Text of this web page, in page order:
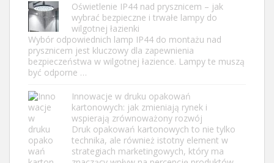
Oświetlenie IP44 nad prysznicem – jak
wybrać bezpieczne i trwałe lampy do
wilgotnej łazienki
Wybór odpowiednich lamp IP44 do montażu nad
prysznicem jest kluczowy dla zapewnienia
bezpieczeństwa w wilgotnej łazience. Lampy te muszą
być odporne …
Innowacje w druku opakowań
kartonowych: jak zmieniają rynek i
wspierają zrównoważony rozwój
Druk opakowań kartonowych to nie tylko
technika, ale również istotny element w
strategiach marketingowych, który ma